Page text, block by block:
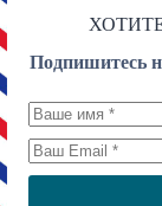
Подпишитесь